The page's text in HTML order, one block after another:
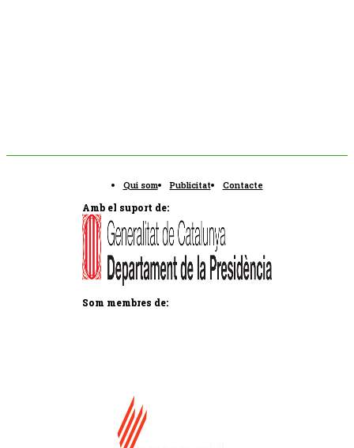
Qui som Publicitat Contacte
Amb el suport de:
Som membres de: